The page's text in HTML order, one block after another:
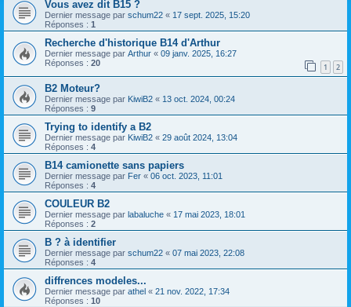
Vous avez dit B15 ?
Dernier message par schum22 « 17 sept. 2025, 15:20
Réponses : 1
Recherche d'historique B14 d'Arthur
Dernier message par Arthur « 09 janv. 2025, 16:27
Réponses : 20 1 2
B2 Moteur?
Dernier message par KiwiB2 « 13 oct. 2024, 00:24
Réponses : 9
Trying to identify a B2
Dernier message par KiwiB2 « 29 août 2024, 13:04
Réponses : 4
B14 camionette sans papiers
Dernier message par Fer « 06 oct. 2023, 11:01
Réponses : 4
COULEUR B2
Dernier message par labaluche « 17 mai 2023, 18:01
Réponses : 2
B ? à identifier
Dernier message par schum22 « 07 mai 2023, 22:08
Réponses : 4
diffrences modeles...
Dernier message par athel « 21 nov. 2022, 17:34
Réponses : 10